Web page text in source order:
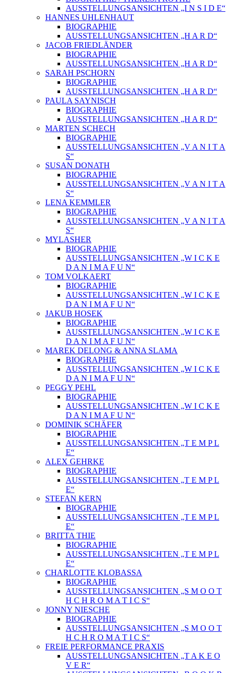
AUSSTELLUNGSANSICHTEN „I N S I D E“
HANNES UHLENHAUT
BIOGRAPHIE
AUSSTELLUNGSANSICHTEN „H A R D“
JACOB FRIEDLÄNDER
BIOGRAPHIE
AUSSTELLUNGSANSICHTEN „H A R D“
SARAH PSCHORN
BIOGRAPHIE
AUSSTELLUNGSANSICHTEN „H A R D“
PAULA SAYNISCH
BIOGRAPHIE
AUSSTELLUNGSANSICHTEN „H A R D“
MARTEN SCHECH
BIOGRAPHIE
AUSSTELLUNGSANSICHTEN „V A N I T A
S“
SUSAN DONATH
BIOGRAPHIE
AUSSTELLUNGSANSICHTEN „V A N I T A
S“
LENA KEMMLER
BIOGRAPHIE
AUSSTELLUNGSANSICHTEN „V A N I T A
S“
MYLASHER
BIOGRAPHIE
AUSSTELLUNGSANSICHTEN „W I C K E
D A N I M A F U N“
TOM VOLKAERT
BIOGRAPHIE
AUSSTELLUNGSANSICHTEN „W I C K E
D A N I M A F U N“
JAKUB HOSEK
BIOGRAPHIE
AUSSTELLUNGSANSICHTEN „W I C K E
D A N I M A F U N“
MAREK DELONG & ANNA SLAMA
BIOGRAPHIE
AUSSTELLUNGSANSICHTEN „W I C K E
D A N I M A F U N“
PEGGY PEHL
BIOGRAPHIE
AUSSTELLUNGSANSICHTEN „W I C K E
D A N I M A F U N“
DOMINIK SCHÄFER
BIOGRAPHIE
AUSSTELLUNGSANSICHTEN „T E M P L
E“
ALEX GEHRKE
BIOGRAPHIE
AUSSTELLUNGSANSICHTEN „T E M P L
E“
STEFAN KERN
BIOGRAPHIE
AUSSTELLUNGSANSICHTEN „T E M P L
E“
BRITTA THIE
BIOGRAPHIE
AUSSTELLUNGSANSICHTEN „T E M P L
E“
CHARLOTTE KLOBASSA
BIOGRAPHIE
AUSSTELLUNGSANSICHTEN „S M O O T
H C H R O M A T I C S“
JONNY NIESCHE
BIOGRAPHIE
AUSSTELLUNGSANSICHTEN „S M O O T
H C H R O M A T I C S“
FREIE PERFORMANCE PRAXIS
AUSSTELLUNGSANSICHTEN „T A K E O
V E R“